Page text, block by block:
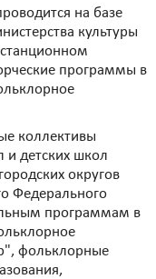
на базе
культуры
программы в
коллективы
и детских школ
округов
Федерального
программам в
фольклорные